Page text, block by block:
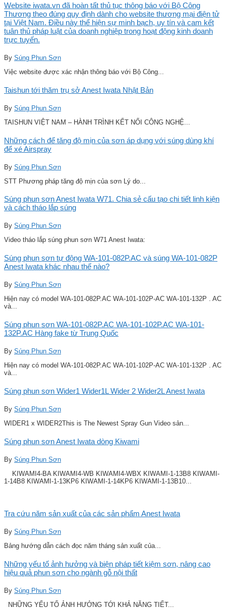
Website iwata.vn đã hoàn tất thủ tục thông báo với Bộ Công
Thương theo đúng quy định dành cho website thương mại điện tử
tại Việt Nam. Điều này thể hiện sự minh bạch, uy tín và cam kết
tuân thủ pháp luật của doanh nghiệp trong hoạt động kinh doanh
trực tuyến.
By Súng Phun Sơn
Việc website được xác nhận thông báo với Bộ Công...
Taishun tới thăm trụ sở Anest Iwata Nhật Bản
By Súng Phun Sơn
TAISHUN VIỆT NAM – HÀNH TRÌNH KẾT NỐI CÔNG NGHỆ...
Những cách để tăng độ mịn của sơn áp dụng với súng dùng khí
để xé Airspray
By Súng Phun Sơn
STT Phương pháp tăng độ mịn của sơn Lý do...
Súng phun sơn Anest Iwata W71. Chia sẻ cấu tạo chi tiết linh kiện
và cách tháo lắp súng
By Súng Phun Sơn
Video tháo lắp súng phun sơn W71 Anest Iwata:
Súng phun sơn tự động WA-101-082P.AC và súng WA-101-082P
Anest Iwata khác nhau thế nào?
By Súng Phun Sơn
Hiện nay có model WA-101-082P.AC WA-101-102P-AC WA-101-132P . AC
và...
Súng phun sơn WA-101-082P.AC WA-101-102P.AC WA-101-
132P.AC Hàng fake từ Trung Quốc
By Súng Phun Sơn
Hiện nay có model WA-101-082P.AC WA-101-102P-AC WA-101-132P . AC
và...
Súng phun sơn Wider1 Wider1L Wider 2 Wider2L Anest Iwata
By Súng Phun Sơn
WIDER1 x WIDER2This is The Newest Spray Gun Video sản...
Súng phun sơn Anest Iwata dòng Kiwami
By Súng Phun Sơn
KIWAMI4-BA KIWAMI4-WB KIWAMI4-WBX KIWAMI-1-13B8 KIWAMI-
1-14B8 KIWAMI-1-13KP6 KIWAMI-1-14KP6 KIWAMI-1-13B10...
Tra cứu năm sản xuất của các sản phẩm Anest Iwata
By Súng Phun Sơn
Bảng hướng dẫn cách đọc năm tháng sản xuất của...
Những yếu tố ảnh hưởng và biện pháp tiết kiệm sơn, nâng cao
hiệu quả phun sơn cho ngành gỗ nội thất
By Súng Phun Sơn
NHỮNG YẾU TỐ ẢNH HƯỞNG TỚI KHẢ NĂNG TIẾT...